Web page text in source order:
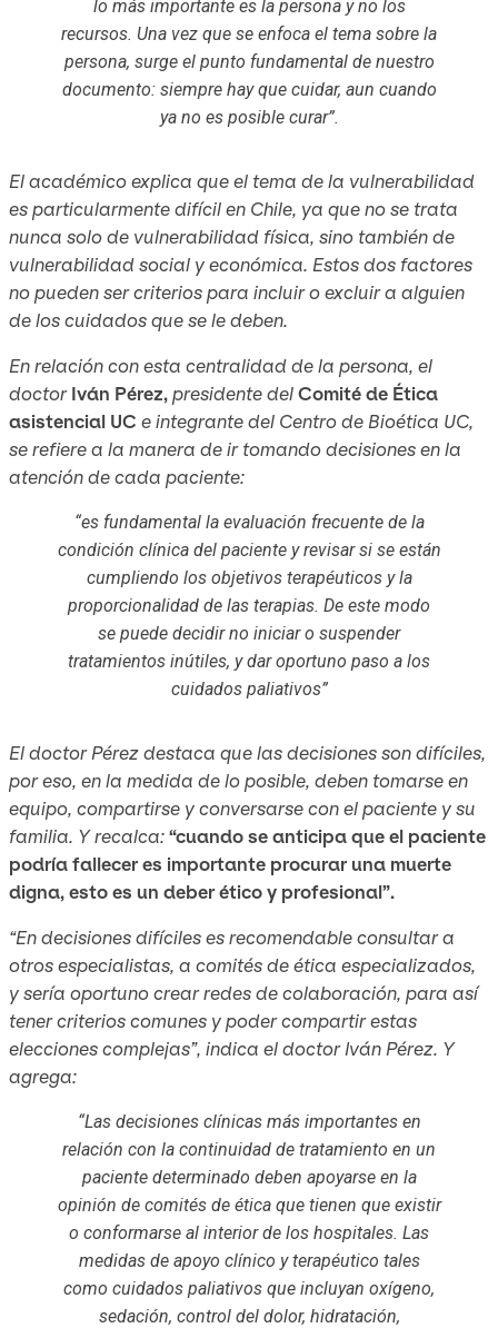
lo más importante es la persona y no los
recursos. Una vez que se enfoca el tema sobre la
persona, surge el punto fundamental de nuestro
documento: siempre hay que cuidar, aun cuando
ya no es posible curar”.
El académico explica que el tema de la vulnerabilidad
es particularmente difícil en Chile, ya que no se trata
nunca solo de vulnerabilidad física, sino también de
vulnerabilidad social y económica. Estos dos factores
no pueden ser criterios para incluir o excluir a alguien
de los cuidados que se le deben.
En relación con esta centralidad de la persona, el
doctorIván Pérez,presidente delComité de Ética
asistencial UC e integrante del Centro de Bioética UC,
se refiere a la manera de ir tomando decisiones en la
atención de cada paciente:
“es fundamental la evaluación frecuente de la
condición clínica del paciente y revisar si se están
cumpliendo los objetivos terapéuticos y la
proporcionalidad de las terapias. De este modo
se puede decidir no iniciar o suspender
tratamientos inútiles, y dar oportuno paso a los
cuidados paliativos”
El doctor Pérez destaca que las decisiones son difíciles,
por eso, en la medida de lo posible, deben tomarse en
equipo, compartirse y conversarse con el paciente y su
familia. Y recalca:“cuando se anticipa que el paciente
podría fallecer es importante procurar una muerte
digna, esto es un deber ético y profesional”.
“En decisiones difíciles es recomendable consultar a
otros especialistas, a comités de ética especializados,
y sería oportuno crear redes de colaboración, para así
tener criterios comunes y poder compartir estas
elecciones complejas”, indica el doctor Iván Pérez. Y
agrega:
“Las decisiones clínicas más importantes en
relación con la continuidad de tratamiento en un
paciente determinado deben apoyarse en la
opinión de comités de ética que tienen que existir
o conformarse al interior de los hospitales. Las
medidas de apoyo clínico y terapéutico tales
como cuidados paliativos que incluyan oxígeno,
sedación, control del dolor, hidratación,